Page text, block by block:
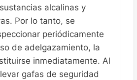
alcalinas y
Por lo tanto, se
periódicamente
de adelgazamiento, la
inmediatamente. Al
gafas de seguridad